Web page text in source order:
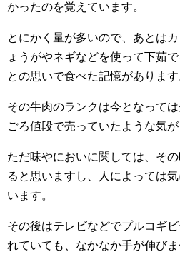
かったのを覚えています。
とにかく量が多いので、あとは
ょうがやネギなどを使って下茹
との思いで食べた記憶があります
その牛肉のランクは今となって
ごろ値段で売っていたような気が
ただ味やにおいに関しては、そ
ると思いますし、人によっては
います。
その後はテレビなどでプルコギ
れていても、なかなか手が伸びま